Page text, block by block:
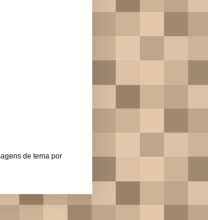
de tema por